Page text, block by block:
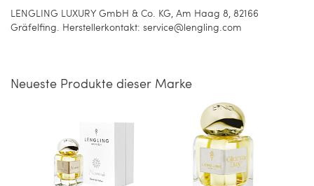
LENGLING LUXURY GmbH & Co. KG, Am Haag 8, 82166
Gräfelfing. Herstellerkontakt: service@lengling.com
Neueste Produkte dieser Marke